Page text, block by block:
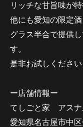
リッチな甘旨味が特
他にも愛知の限定
グラス半合で提供
す。
是非お試しください
ー店舗情報ー
てしごと家 アスナ
愛知県名古屋市中